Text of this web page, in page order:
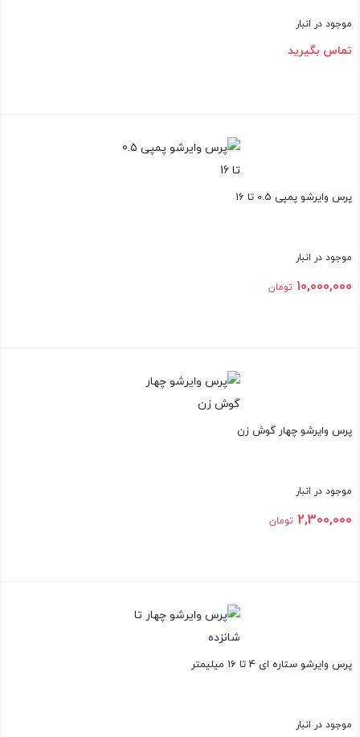
موجود در انبار
تماس بگیرید
پرس وایرشو پمپی 0.5 تا 16
موجود در انبار
10,000,000 تومان
پرس وایرشو چهار گوش زن
موجود در انبار
2,300,000 تومان
پرس وایرشو ستاره ای 4 تا 16 میلیمتر
موجود در انبار